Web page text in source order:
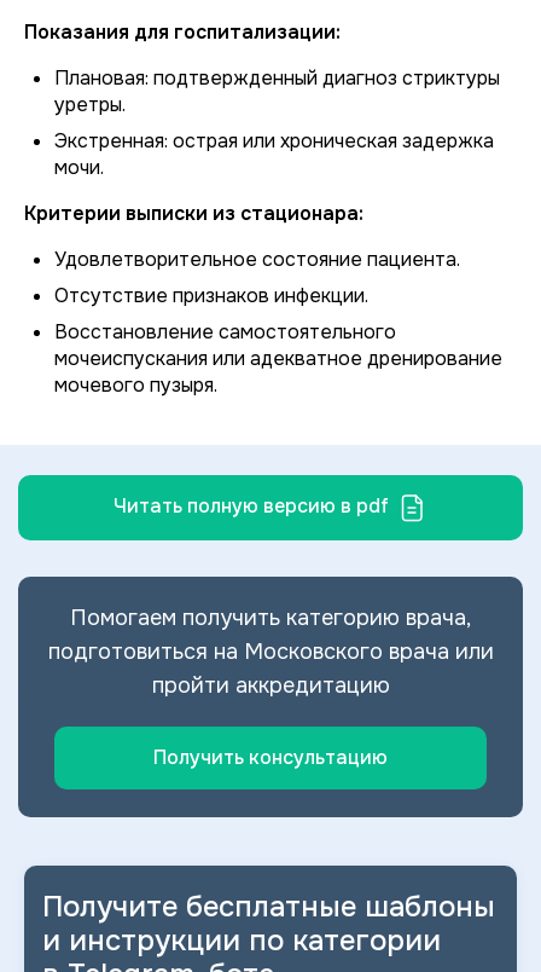
Показания для госпитализации:
Плановая: подтвержденный диагноз стриктуры
уретры.
Экстренная: острая или хроническая задержка
мочи.
Критерии выписки из стационара:
Удовлетворительное состояние пациента.
Отсутствие признаков инфекции.
Восстановление самостоятельного
мочеиспускания или адекватное дренирование
мочевого пузыря.
Читать полную версию в pdf
Помогаем получить категорию врача,
подготовиться на Московского врача или
пройти аккредитацию
Получить консультацию
Получите бесплатные шаблоны
и инструкции по категории